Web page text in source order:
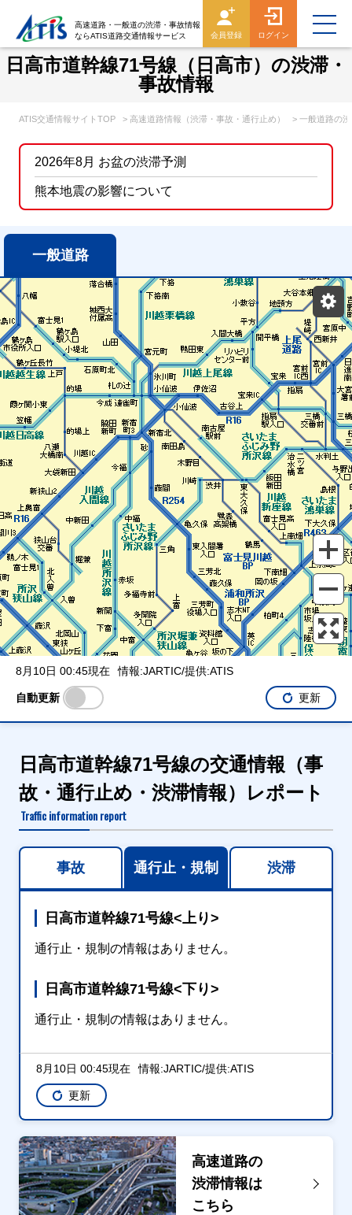
高速道路・一般道の渋滞・事故情報
ならATIS道路交通情報サービス
会員登録 ログイン
日高市道幹線71号線（日高市）の渋滞・
事故情報
ATIS交通情報サイトTOP > 高速道路情報（渋滞・事故・通行止め） > 一般道路の
2026年8月 お盆の渋滞予測
熊本地震の影響について
一般道路
表示設定
混雑 渋滞 通行止め
チェーン規制等
調整中
規制情報
事故 規制 通行止め
8月10日 00:45現在 情報:JARTIC/提供:ATIS
自動更新 更新
日高市道幹線71号線の交通情報（事
故・通行止め・渋滞情報）レポート
Traffic information report
事故 通行止・規制 渋滞
日高市道幹線71号線<上り>
通行止・規制の情報はありません。
日高市道幹線71号線<下り>
通行止・規制の情報はありません。
8月10日 00:45現在 情報:JARTIC/提供:ATIS
更新
高速道路の
渋滞情報は
こちら